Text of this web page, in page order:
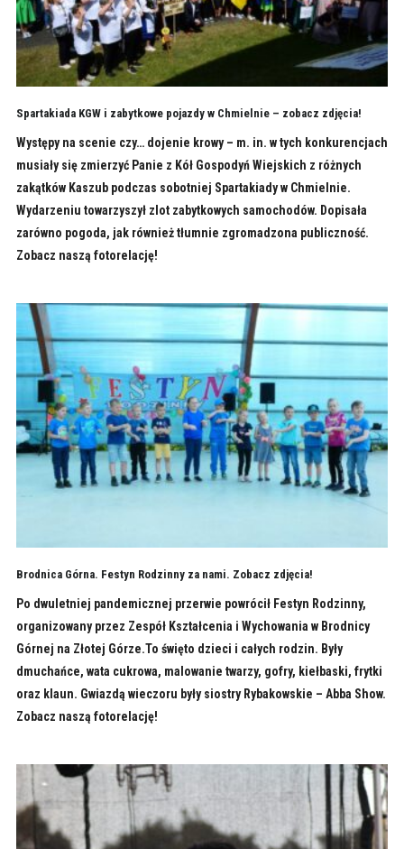
Spartakiada KGW i zabytkowe pojazdy w Chmielnie – zobacz zdjęcia!
Występy na scenie czy… dojenie krowy – m. in. w tych konkurencjach
musiały się zmierzyć Panie z Kół Gospodyń Wiejskich z różnych
zakątków Kaszub podczas sobotniej Spartakiady w Chmielnie.
Wydarzeniu towarzyszył zlot zabytkowych samochodów. Dopisała
zarówno pogoda, jak również tłumnie zgromadzona publiczność.
Zobacz naszą fotorelację!
Brodnica Górna. Festyn Rodzinny za nami. Zobacz zdjęcia!
Po dwuletniej pandemicznej przerwie powrócił Festyn Rodzinny,
organizowany przez Zespół Kształcenia i Wychowania w Brodnicy
Górnej na Złotej Górze.To święto dzieci i całych rodzin. Były
dmuchańce, wata cukrowa, malowanie twarzy, gofry, kiełbaski, frytki
oraz klaun. Gwiazdą wieczoru były siostry Rybakowskie – Abba Show.
Zobacz naszą fotorelację!